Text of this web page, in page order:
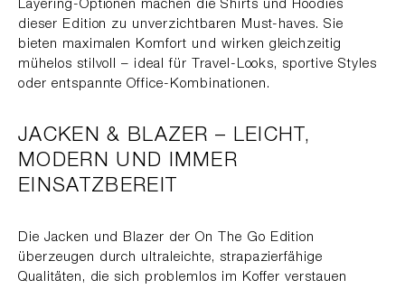
Layering-Optionen machen die Shirts und Hoodies
dieser Edition zu unverzichtbaren Must-haves. Sie
bieten maximalen Komfort und wirken gleichzeitig
mühelos stilvoll – ideal für Travel-Looks, sportive Styles
oder entspannte Office-Kombinationen.
JACKEN & BLAZER – LEICHT,
MODERN UND IMMER
EINSATZBEREIT
Die Jacken und Blazer der On The Go Edition
überzeugen durch ultraleichte, strapazierfähige
Qualitäten, die sich problemlos im Koffer verstauen